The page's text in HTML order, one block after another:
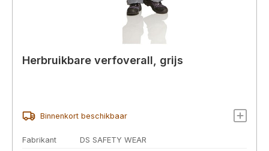
Herbruikbare verfoverall, grijs
Binnenkort beschikbaar
Fabrikant
DS SAFETY WEAR